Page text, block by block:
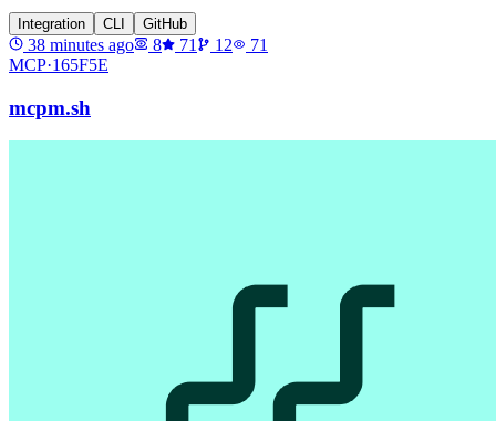
Integration CLI GitHub
38 minutes ago 8 71 12
71
MCP·165F5E
mcpm.sh